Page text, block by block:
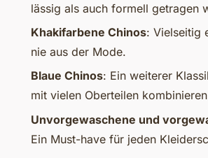
lässig als auch formell getragen
Khakifarbene Chinos: Vielseitig
nie aus der Mode.
Blaue Chinos: Ein weiterer
mit vielen Oberteilen
Unvorgewaschene und
Ein Must-have für jeden